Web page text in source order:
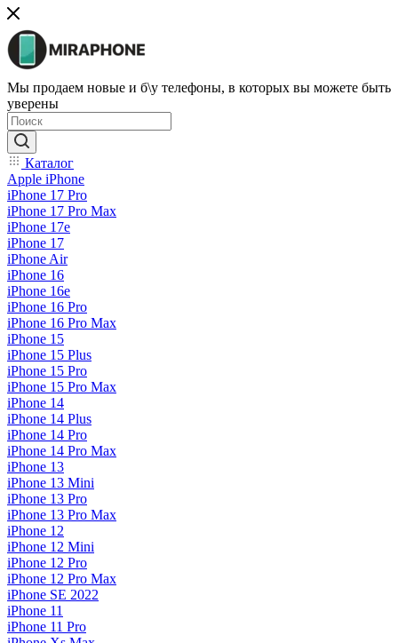
Мы продаем новые и б\у телефоны, в которых вы можете быть
уверены
Каталог
Apple iPhone
iPhone 17 Pro
iPhone 17 Pro Max
iPhone 17e
iPhone 17
iPhone Air
iPhone 16
iPhone 16e
iPhone 16 Pro
iPhone 16 Pro Max
iPhone 15
iPhone 15 Plus
iPhone 15 Pro
iPhone 15 Pro Max
iPhone 14
iPhone 14 Plus
iPhone 14 Pro
iPhone 14 Pro Max
iPhone 13
iPhone 13 Mini
iPhone 13 Pro
iPhone 13 Pro Max
iPhone 12
iPhone 12 Mini
iPhone 12 Pro
iPhone 12 Pro Max
iPhone SE 2022
iPhone 11
iPhone 11 Pro